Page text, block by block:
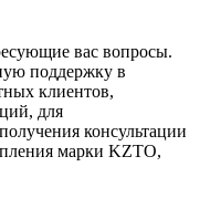
вас вопросы.
поддержку в
клиентов,
для
консультации
марки KZTO,